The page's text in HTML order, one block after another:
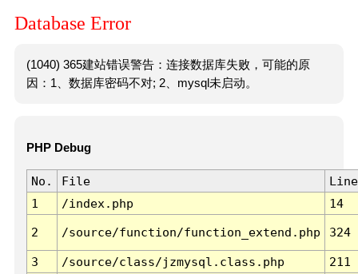
Database Error
(1040) 365建站错误警告：连接数据库失败，可能的原
因：1、数据库密码不对; 2、mysql未启动。
PHP Debug
No. File
Line
1
/index.php 14
2 /source/function/function_extend.php 324
3 /source/class/jzmysql.class.php
211